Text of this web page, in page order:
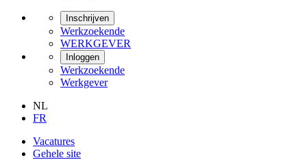
Inschrijven
Werkzoekende
WERKGEVER
Inloggen
Werkzoekende
Werkgever
NL
FR
Vacatures
Gehele site